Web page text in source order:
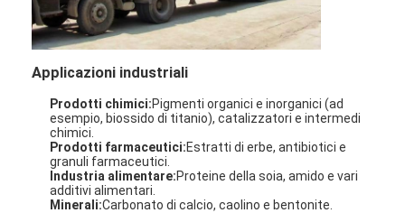
Asciugatrice industriale
Macchina più asciutta istantanea
Essiccatore della pagaia
Macchina dell'essiccazione sotto vuoto
Applicazioni industriali
Prodotti chimici:Pigmenti organici e inorganici (ad
esempio, biossido di titanio), catalizzatori e intermedi
chimici
Prodotti farmaceutici:Estratti di erbe, antibiotici e
granuli farmaceutici
Industria alimentare:Proteine ​​della soia, amido e vari
additivi alimentari
Minerali:Carbonato di calcio, caolino e bentonite